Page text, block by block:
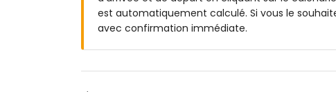
Informations supplémentaires
rivage ou berge le plus proche : la
l'appartement)
est automatiquement calculé. Si vous le
avec confirmation immédiate.